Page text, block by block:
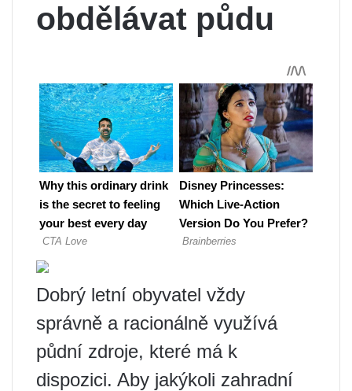
obdělávat půdu
Dobrý letní obyvatel vždy
správně a racionálně využívá
půdní zdroje, které má k
dispozici. Aby jakýkoli zahradní